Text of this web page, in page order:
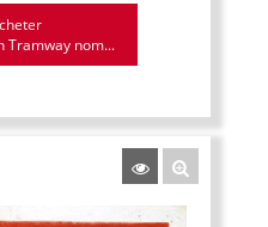
Tramway nom...